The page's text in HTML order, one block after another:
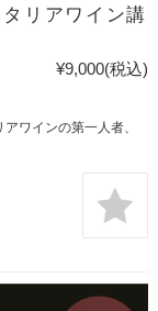
リアワイン講
¥9,000(税込)
ワインの第一人者、